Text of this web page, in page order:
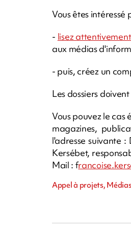
Vous êtes
- lisez
aux médias
- puis, créez un
Les dossiers
Vous pouvez le cas
magazines,
l'adresse suivante
Kersébet,
Mail : f
Appel à projets,